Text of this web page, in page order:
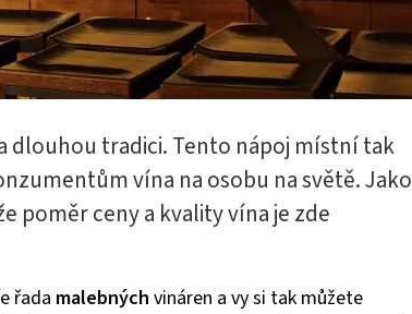
dlouhou tradici. Tento nápoj místní tak
vína na osobu na světě. Jako
poměr ceny a kvality vína je zde
řada malebných vináren a vy si tak můžete